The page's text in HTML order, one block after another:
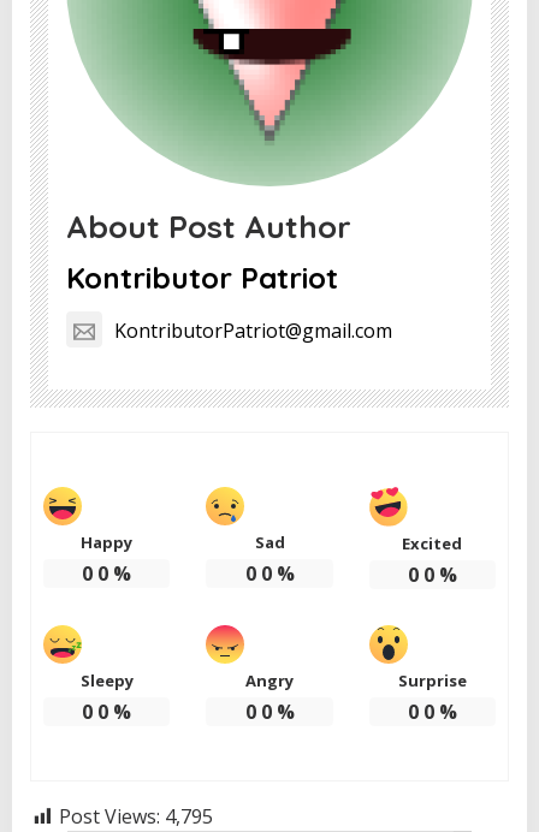
About Post Author
Kontributor Patriot
KontributorPatriot@gmail.com
Happy
0 0 %
Sad
0 0%
Excited
0 0%
Sleepy
0 0 %
Angry
0 0%
Surprise
0 0%
Post Views: 4,795